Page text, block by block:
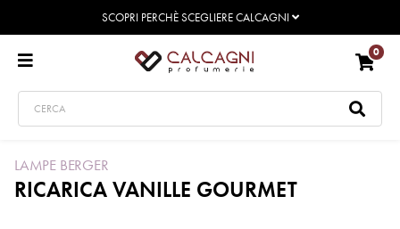
SCOPRI PERCHÈ SCEGLIERE CALCAGNI
0
LAMPE BERGER
RICARICA VANILLE GOURMET